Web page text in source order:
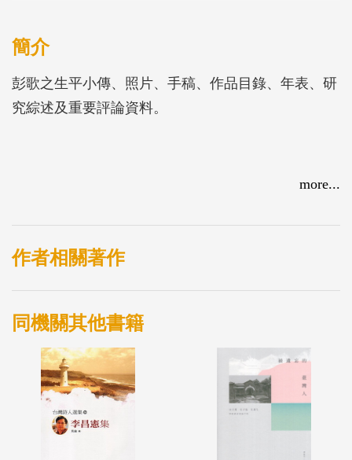
簡介
彭歌之生平小傳、照片、手稿、作品目錄、年表、研
究綜述及重要評論資料。
more...
作者相關著作
同機關其他書籍